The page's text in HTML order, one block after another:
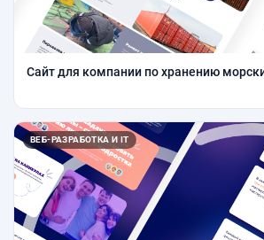
Сайт для компании по хранению
ВЕБ-РАЗРАБОТКА И IT